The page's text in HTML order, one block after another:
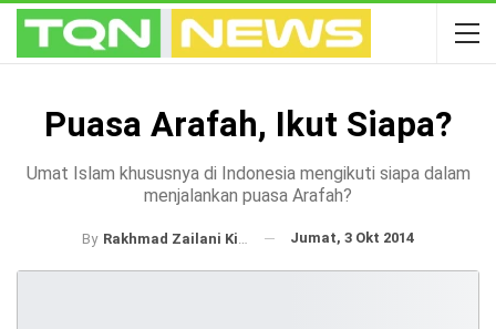
Puasa Arafah, Ikut Siapa?
Umat Islam khususnya di Indonesia mengikuti siapa dalam
menjalankan puasa Arafah?
By Rakhmad Zailani Kiki Jumat, 3 Okt 2014